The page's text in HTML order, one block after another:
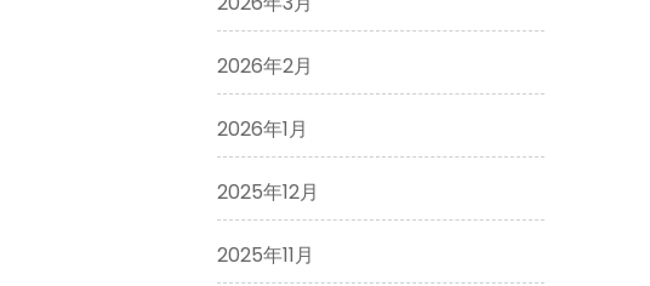
2026年2月
2026年1月
2025年12月
2025年11月